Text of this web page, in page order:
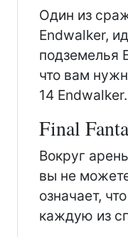
Один из
Endwalker,
подземелья
что вам
14 Endwalker.
Final
Вокруг
вы не
означает,
каждую из